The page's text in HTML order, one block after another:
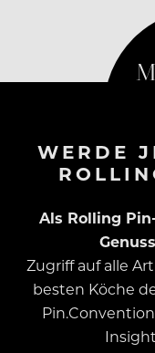
entgangen: Adrià
WERDE
Als Rolling
Zugriff auf alle
besten Köche